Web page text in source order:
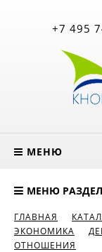
+7 495
МЕНЮ
МЕНЮ
ГЛАВНАЯ
ЭКОНОМИКА
ОТНОШЕНИЯ